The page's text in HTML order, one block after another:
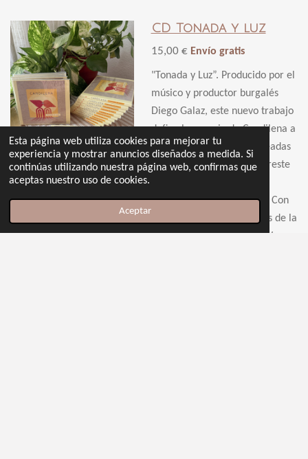
Esta página web utiliza cookies para mejorar tu
experiencia y mostrar anuncios diseñados a medida. Si
continúas utilizando nuestra página web, confirmas que
aceptas nuestro uso de cookies.
Aceptar
CD Tonada y luz
15,00 € Envío gratis
"Tonada y Luz”. Producido por el
músico y productor burgalés
Diego Galaz, este nuevo trabajo
define la esencia de Candilena a
través de 10 canciones creadas
a partir del folclore del sureste
músicas del mundo afines. Con
la colaboración de músicos de la
talla de Fetén Fetén, Jose Vera,